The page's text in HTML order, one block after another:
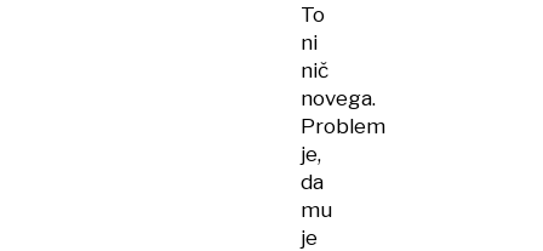
To
ni
nič
novega.
Problem
je,
da
mu
je